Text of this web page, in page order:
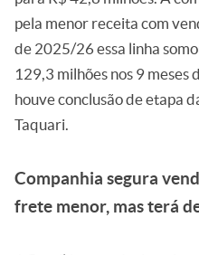
pela menor receita com
de 2025/26 essa linha
129,3 milhões nos 9 meses
houve conclusão de etapa
Taquari.
Companhia segura
frete menor, mas terá